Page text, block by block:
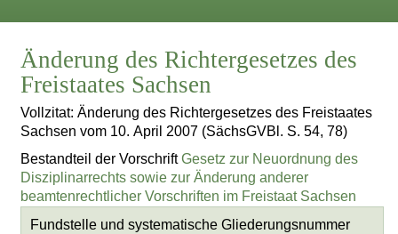
Änderung des Richtergesetzes des
Freistaates Sachsen
Vollzitat: Änderung des Richtergesetzes des Freistaates
Sachsen vom 10. April 2007 (SächsGVBl. S. 54, 78)
Bestandteil der VorschriftGesetz zur Neuordnung des
Disziplinarrechts sowie zur Änderung anderer
beamtenrechtlicher Vorschriften im Freistaat Sachsen
Fundstelle und systematische Gliederungsnummer